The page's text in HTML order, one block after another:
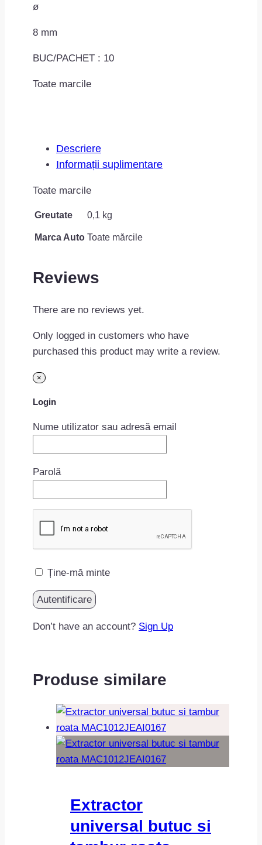
ø
8 mm
BUC/PACHET : 10
Toate marcile
Descriere
Informații suplimentare
Toate marcile
Greutate 0,1 kg
Marca Auto Toate mărcile
Reviews
There are no reviews yet.
Only logged in customers who have
purchased this product may write a review.
×
Login
Nume utilizator sau adresă email
Parolă
Ține-mă minte
Don’t have an account? Sign Up
Produse similare
Extractor
universal butuc si